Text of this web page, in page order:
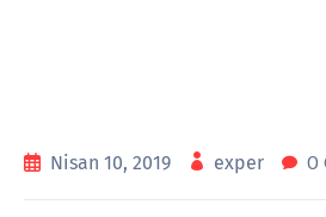
Nisan 10, 2019 exper 0